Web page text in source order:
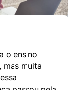
o ensino
mas muita